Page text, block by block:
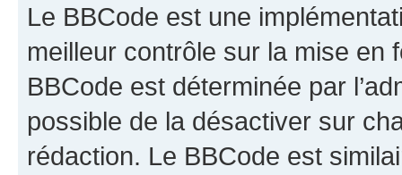
Le BBCode est une
meilleur contrôle sur la mise en
BBCode est déterminée par
possible de la désactiver sur
rédaction. Le BBCode est